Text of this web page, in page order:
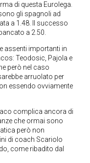
di questa Eurolega.
gli spagnoli ad
a 1.48. Il successo
a 2.50.
assenti importanti in
Teodosic, Pajola e
però nel caso
arruolato per
essendo ovviamente
complica ancora di
che ormai sono
però non
di coach Scariolo
come ribadito dal